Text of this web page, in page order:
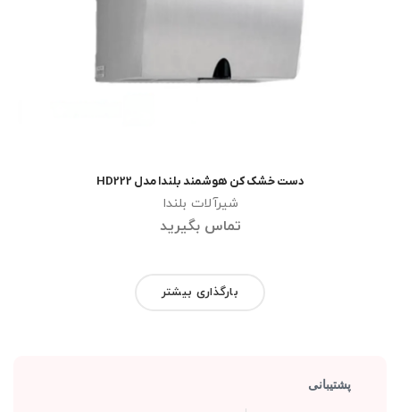
اطلاعات بیشتر
دست خشک کن هوشمند بلندا مدل HD222
شیرآلات بلندا
تماس بگیرید
بارگذاری بیشتر
پشتیبانی